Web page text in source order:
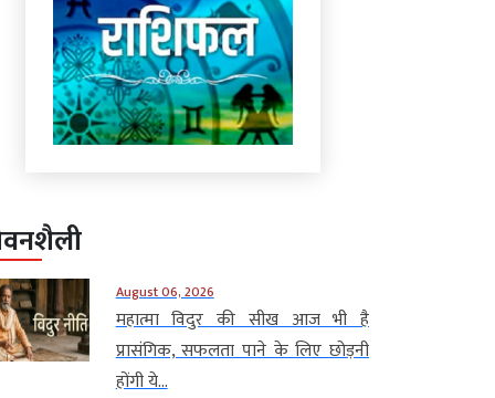
August 06, 2026
महात्मा विदुर की सीख आज भी है
प्रासंगिक, सफलता पाने के लिए छोड़नी
होंगी ये...